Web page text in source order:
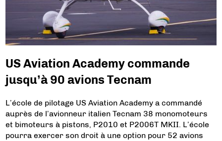
US Aviation Academy commande
jusqu’à 90 avions Tecnam
L’école de pilotage US Aviation Academy a commandé
auprès de l’avionneur italien Tecnam 38 monomoteurs
et bimoteurs à pistons, P2010 et P2006T MKII. L’école
pourra exercer son droit à une option pour 52 avions